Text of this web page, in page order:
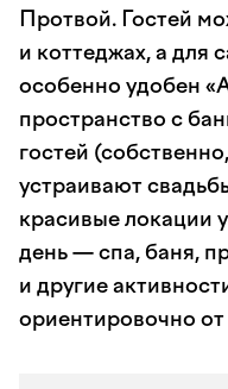
Протвой. Гостей
и коттеджах, а для
особенно удобен
пространство с
гостей
устраивают
красивые локации
день — спа, баня,
и другие
ориентировочно